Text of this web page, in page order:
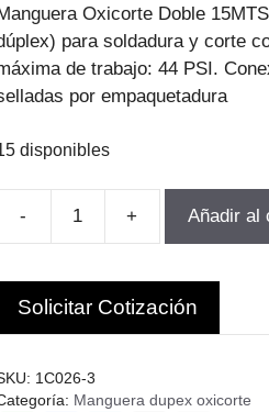
original
era:
$101.299.
actual
es:
$86.104.
Oxicorte Doble
para soldadura y corte
de trabajo: 44 PSI.
por empaquetadura
disponibles
-
MANGUERA
4
15MT
+ Añadir al
Solicitar Cotización
1C026-3
Manguera dupex oxicorte